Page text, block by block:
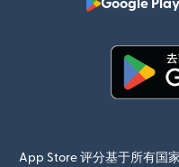
Google
App Store 评分基于所有国